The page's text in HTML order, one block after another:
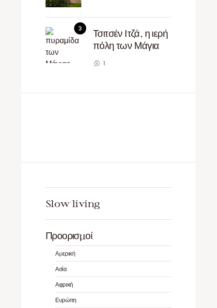
Τσιτσέν Ιτζά, η ιερή
πόλη των Μάγια
1
Slow living
Προορισμοί
Αμερική
Ασία
Αφρική
Ευρώπη